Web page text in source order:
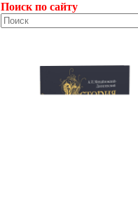
Поиск по сайту